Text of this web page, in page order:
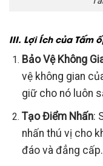
III. Lợi Ích của Tấm
Bảo Vệ Không
vệ không gian
giữ cho nó luôn
Tạo Điểm Nhấn:
nhấn thú vị cho
đáo và đẳng cấp.